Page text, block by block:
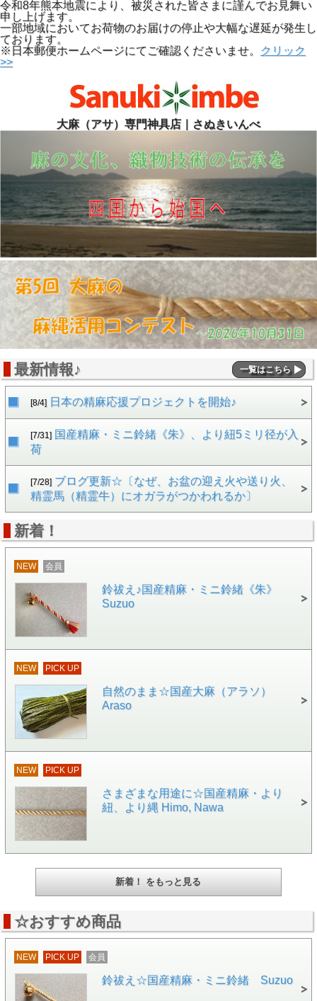
令和8年熊本地震により、被災された皆さまに謹んでお見舞い
申し上げます。
一部地域においてお荷物のお届けの停止や大幅な遅延が発生し
ております。
※日本郵便ホームページにてご確認くださいませ。
クリック
>>
大麻（アサ）専門神具店｜さぬきいんべ
最新情報♪ 一覧はこちら
[8/4]日本の精麻応援プロジェクトを開始♪
[7/31]国産精麻・ミニ鈴緒《朱》、より紐5ミリ径が入
荷
[7/28]ブログ更新☆〔なぜ、お盆の迎え火や送り火、
精霊馬（精霊牛）にオガラがつかわれるか〕
新着！
NEW 会員
鈴祓え♪国産精麻・ミニ鈴緒《朱》
Suzuo
NEW PICK UP
自然のまま☆国産大麻（アラソ）
Araso
NEW PICK UP
さまざまな用途に☆国産精麻・より
紐、より縄 Himo, Nawa
新着！ をもっと見る
☆おすすめ商品
NEW PICK UP 会員
鈴祓え☆国産精麻・ミニ鈴緒 Suzuo